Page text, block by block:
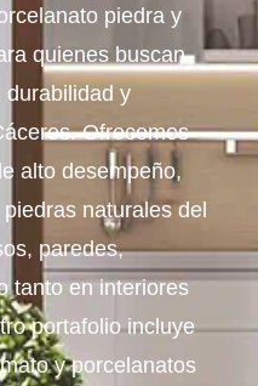
piedra y
quienes buscan
durabilidad y
Ofrecemos
alto desempeño,
naturales del
paredes,
tanto en interiores
portafolio incluye
y porcelanatos